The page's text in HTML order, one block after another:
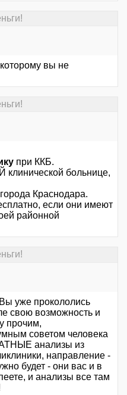
вы не
при ККБ.
больнице,
Краснодара.
если они имеют
районной
уже прокололись
свою возможность и
прочим,
советом человека
анализы из
направление -
будет - они вас и в
и анализы все там